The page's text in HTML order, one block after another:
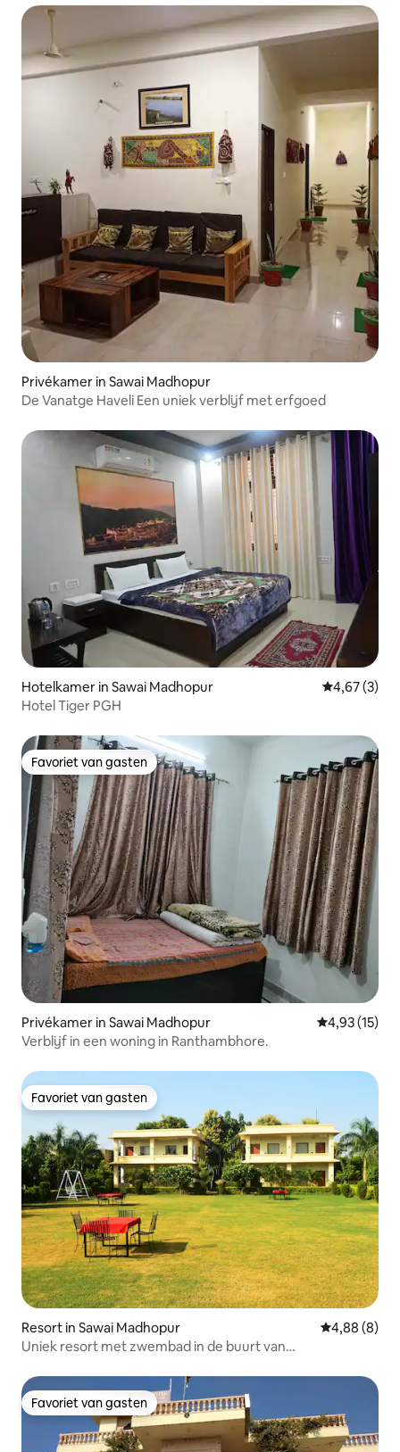
Privékamer in Sawai Madhopur
De Vanatge Haveli Een uniek verblijf met erfgoed
Hotelkamer in Sawai Madhopur
4,67 (3)
Hotel Tiger PGH
Favoriet van gasten
Favoriet van gasten
Privékamer in Sawai Madhopur Gemiddelde
4,93 (15)
Verblijf in een woning in Ranthambhore.
Favoriet van gasten
Favoriet van gasten
Resort in Sawai Madhopur Gemiddelde
4,88 (8)
Uniek resort met zwembad in de buurt van
Favoriet van gasten
Favoriet van gasten